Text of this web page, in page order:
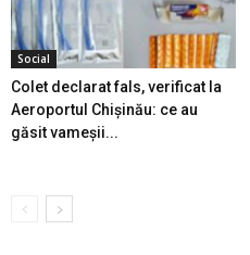
Social
Colet declarat fals, verificat la
Aeroportul Chișinău: ce au
găsit vameșii...